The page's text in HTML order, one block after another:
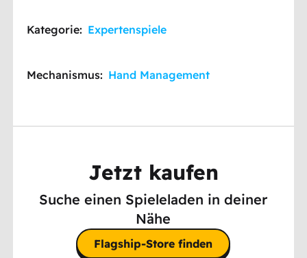
Kategorie: Expertenspiele
Mechanismus: Hand Management
Jetzt kaufen
Suche einen Spieleladen in deiner
Nähe
Flagship-Store finden